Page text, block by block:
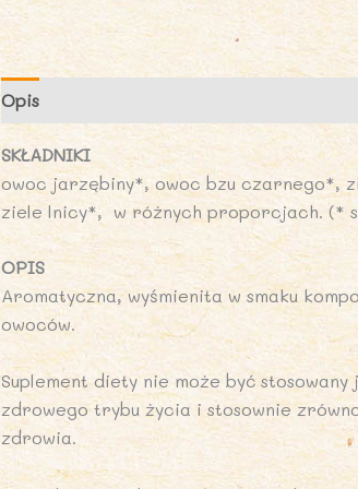
Opis
SKŁADNIKI
owoc jarzębiny*, owoc bzu czarnego*,
ziele lnicy*, w różnych proporcjach. (*
OPIS
Aromatyczna, wyśmienita w smaku
owoców.
Suplement diety nie może być
zdrowego trybu życia i stosownie
zdrowia.